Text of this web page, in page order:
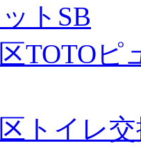
トSB
TOTOピ
トイレ